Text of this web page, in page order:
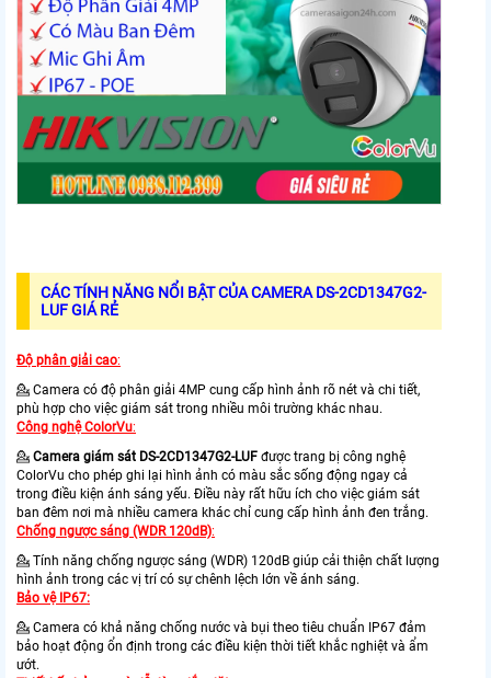
CÁC TÍNH NĂNG NỔI BẬT CỦA CAMERA DS-2CD1347G2-
LUF GIÁ RẺ
Độ phân giải cao:
💁 Camera có độ phân giải 4MP cung cấp hình ảnh rõ nét và chi tiết,
phù hợp cho việc giám sát trong nhiều môi trường khác nhau.
Công nghệ ColorVu:
💁 Camera giám sát DS-2CD1347G2-LUF được trang bị công nghệ
ColorVu cho phép ghi lại hình ảnh có màu sắc sống động ngay cả
trong điều kiện ánh sáng yếu. Điều này rất hữu ích cho việc giám sát
ban đêm nơi mà nhiều camera khác chỉ cung cấp hình ảnh đen trắng.
Chống ngược sáng (WDR 120dB):
💁 Tính năng chống ngược sáng (WDR) 120dB giúp cải thiện chất lượng
hình ảnh trong các vị trí có sự chênh lệch lớn về ánh sáng.
Bảo vệ IP67:
💁 Camera có khả năng chống nước và bụi theo tiêu chuẩn IP67 đảm
bảo hoạt động ổn định trong các điều kiện thời tiết khắc nghiệt và ẩm
ướt.